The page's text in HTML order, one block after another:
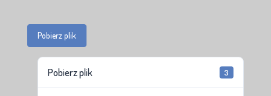
Pobierz plik
Pobierz plik 3